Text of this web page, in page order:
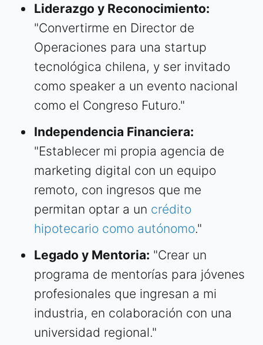
Liderazgo y Reconocimiento:
"Convertirme en Director de
Operaciones para una startup
tecnológica chilena, y ser invitado
como speaker a un evento nacional
como el Congreso Futuro."
Independencia Financiera:
"Establecer mi propia agencia de
marketing digital con un equipo
remoto, con ingresos que me
permitan optar a un crédito
hipotecario como autónomo."
Legado y Mentoria: "Crear un
programa de mentorías para jóvenes
profesionales que ingresan a mi
industria, en colaboración con una
universidad regional."